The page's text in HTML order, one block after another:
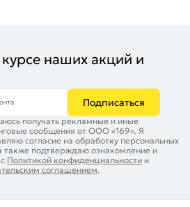
курсе наших акций и
Подписаться
получать рекламные и иные
сообщения от ООО «169». Я
согласие на обработку персональных
также подтверждаю ознакомление и
Политикой конфиденциальности и
соглашением.